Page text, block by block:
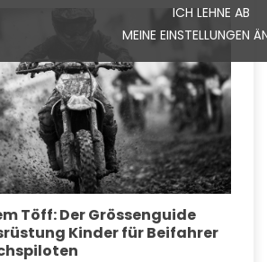
ICH LEHNE AB
MEINE EINSTELLUNGEN
Töff: Der Grössenguide
Kinder für Beifahrer